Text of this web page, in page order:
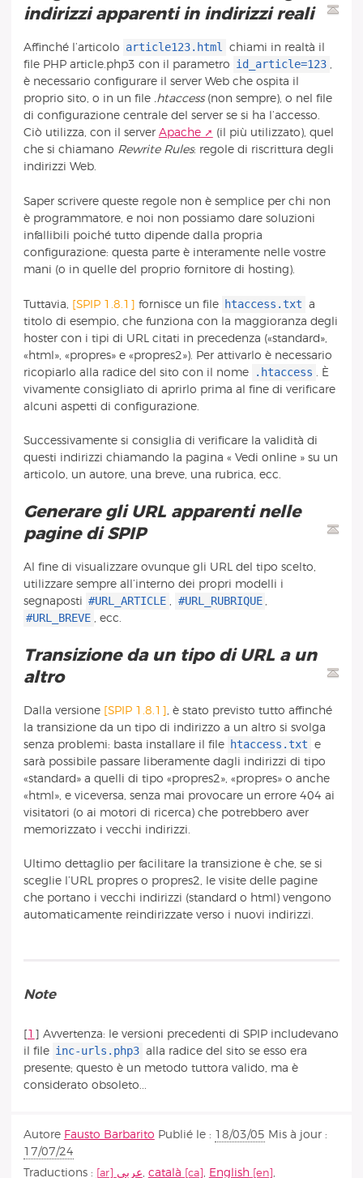
indirizzi apparenti in indirizzi reali
Affinché l’articolo article123.html chiami in realtà il
file PHP article.php3 con il parametro id_article=123 ,
è necessario configurare il server Web che ospita il
proprio sito, o in un file .htaccess(non sempre), o nel file
di configurazione centrale del server se si ha l’accesso.
Ciò utilizza, con il server Apache
(il più utilizzato), quel
che si chiamano Rewrite Rules: regole di riscrittura degli
indirizzi Web.
Saper scrivere queste regole non è semplice per chi non
è programmatore, e noi non possiamo dare soluzioni
infallibili poiché tutto dipende dalla propria
configurazione: questa parte è interamente nelle vostre
mani (o in quelle del proprio fornitore di hosting).
Tuttavia, [SPIP 1.8.1] fornisce un file htaccess.txt a
titolo di esempio, che funziona con la maggioranza degli
hoster con i tipi di URL citati in precedenza («standard»,
«html», «propres» e «propres2»). Per attivarlo è necessario
ricopiarlo alla radice del sito con il nome
.htaccess
. È
vivamente consigliato di aprirlo prima al fine di verificare
alcuni aspetti di configurazione.
Successivamente si consiglia di verificare la validità di
questi indirizzi chiamando la pagina « Vedi online » su un
articolo, un autore, una breve, una rubrica, ecc.
Generare gli URL apparenti nelle
pagine di SPIP
Al fine di visualizzare ovunque gli URL del tipo scelto,
utilizzare sempre all’interno dei propri modelli i
segnaposti #URL_ARTICLE #URL_RUBRIQUE
#URL_BREVE , ecc.
Transizione da un tipo di URL a un
altro
Dalla versione [SPIP 1.8.1] , è stato previsto tutto affinché
la transizione da un tipo di indirizzo a un altro si svolga
senza problemi: basta installare il file htaccess.txt e
sarà possibile passare liberamente dagli indirizzi di tipo
«standard» a quelli di tipo «propres2», «propres» o anche
«html», e viceversa, senza mai provocare un errore 404 ai
visitatori (o ai motori di ricerca) che potrebbero aver
memorizzato i vecchi indirizzi.
Ultimo dettaglio per facilitare la transizione è che, se si
sceglie l’URL propres o propres2, le visite delle pagine
che portano i vecchi indirizzi (standard o html) vengono
automaticamente reindirizzate verso i nuovi indirizzi.
Note
[1 ] Avvertenza: le versioni precedenti di SPIP includevano
il file inc-urls.php3 alla radice del sito se esso era
presente; questo è un metodo tuttora valido, ma è
considerato obsoleto...
Autore Fausto Barbarito Publié le : 18/03/05 Mis à jour :
17/07/24
Traductions :
عربي català English